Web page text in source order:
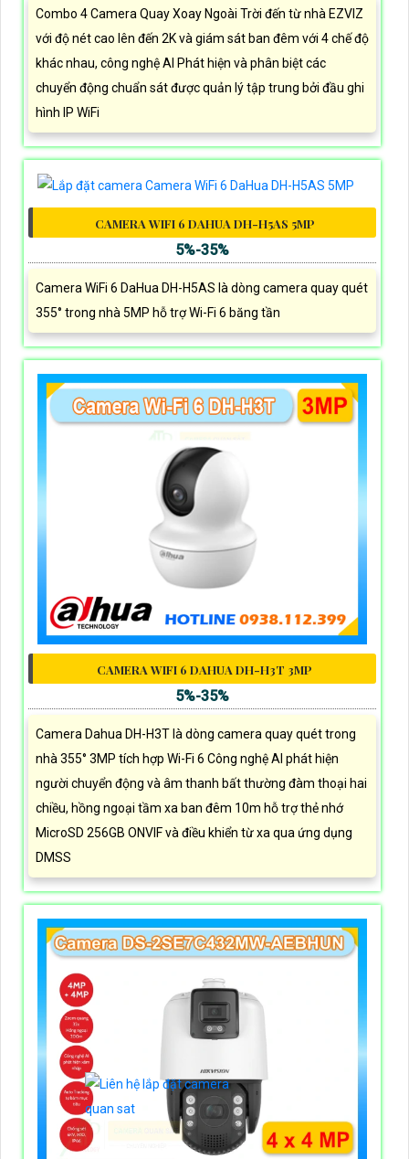
Combo 4 Camera Quay Xoay Ngoài Trời đến từ nhà EZVIZ
với độ nét cao lên đến 2K và giám sát ban đêm với 4 chế độ
khác nhau, công nghệ AI Phát hiện và phân biệt các
chuyển động chuẩn sát được quản lý tập trung bởi đầu ghi
hình IP WiFi
CAMERA WIFI 6 DAHUA DH-H5AS 5MP
5%-35%
Camera WiFi 6 DaHua DH-H5AS là dòng camera quay quét
355° trong nhà 5MP hỗ trợ Wi-Fi 6 băng tần
CAMERA WIFI 6 DAHUA DH-H3T 3MP
5%-35%
Camera Dahua DH-H3T là dòng camera quay quét trong
nhà 355° 3MP tích hợp Wi-Fi 6 Công nghệ AI phát hiện
người chuyển động và âm thanh bất thường đàm thoại hai
chiều, hồng ngoại tầm xa ban đêm 10m hỗ trợ thẻ nhớ
MicroSD 256GB ONVIF và điều khiển từ xa qua ứng dụng
DMSS